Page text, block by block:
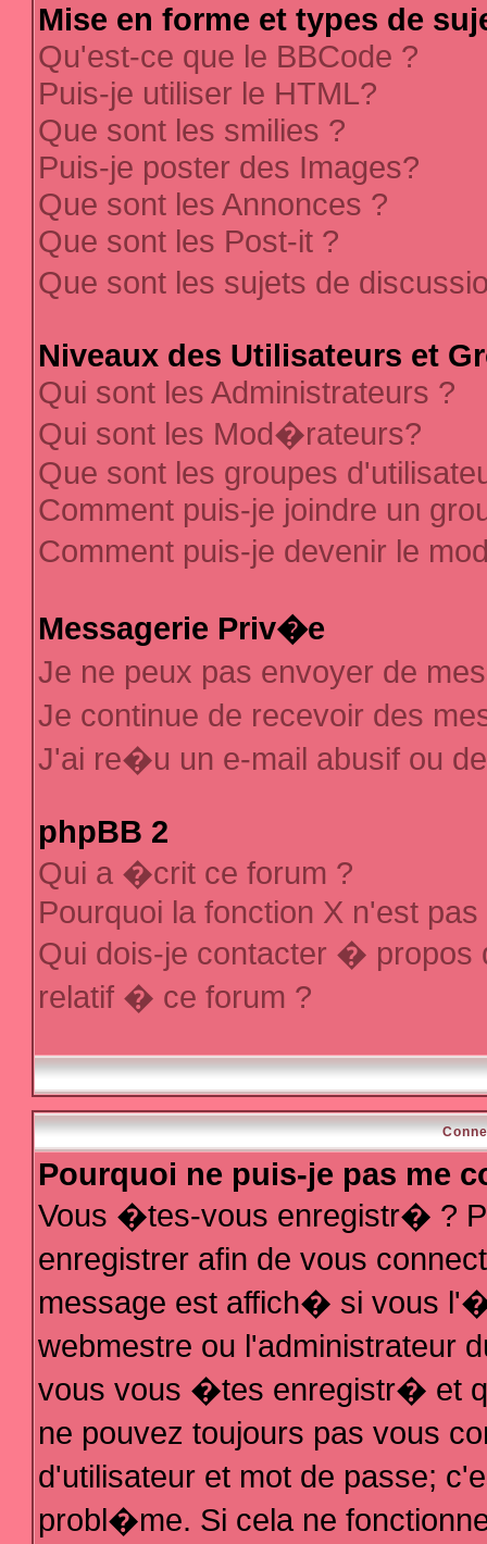
Mise en forme et types de
Qu'est-ce que le BBCode ?
Puis-je utiliser le HTML?
Que sont les smilies ?
Puis-je poster des Images?
Que sont les Annonces ?
Que sont les Post-it ?
Que sont les sujets de
Niveaux des Utilisateurs et
Qui sont les Administrateurs ?
Qui sont les Mod�rateurs?
Que sont les groupes
Comment puis-je joindre un
Comment puis-je devenir le
Messagerie Priv�e
Je ne peux pas envoyer de
Je continue de recevoir des
J'ai re�u un e-mail abusif ou
phpBB 2
Qui a �crit ce forum ?
Pourquoi la fonction X n'est
Qui dois-je contacter �
relatif � ce forum ?
Pourquoi ne puis-je pas me
Vous �tes-vous enregistr� ?
enregistrer afin de vous
message est affich� si vous
webmestre ou l'administrateur
vous vous �tes enregistr� et
ne pouvez toujours pas vous
d'utilisateur et mot de passe;
probl�me. Si cela ne